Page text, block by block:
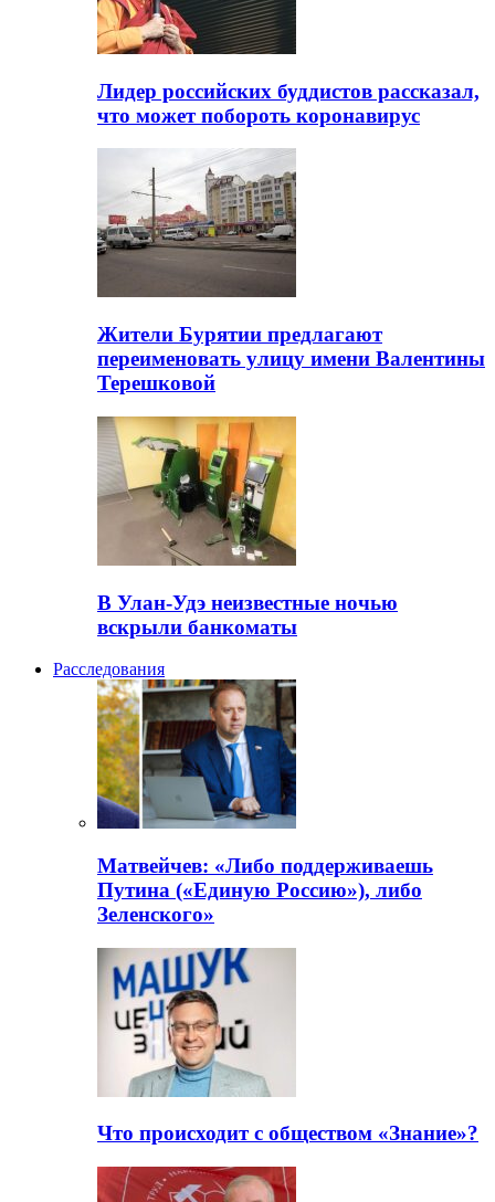
Лидер российских буддистов рассказал,
что может побороть коронавирус
Жители Бурятии предлагают
переименовать улицу имени Валентины
Терешковой
В Улан-Удэ неизвестные ночью
вскрыли банкоматы
Расследования
Матвейчев: «Либо поддерживаешь
Путина («Единую Россию»), либо
Зеленского»
Что происходит с обществом «Знание»?